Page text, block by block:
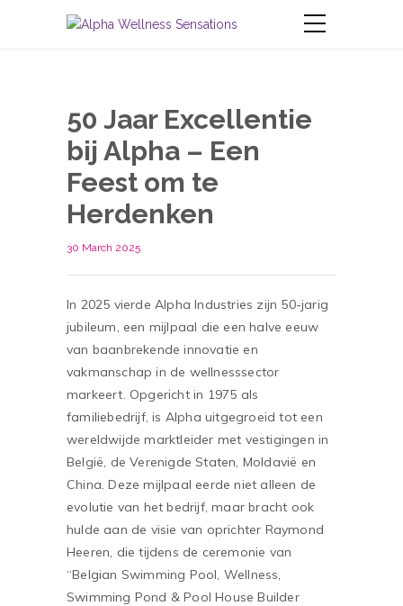
50 Jaar Excellentie
bij Alpha – Een
Feest om te
Herdenken
30 March 2025
In 2025 vierde Alpha Industries zijn 50-jarig
jubileum, een mijlpaal die een halve eeuw
van baanbrekende innovatie en
vakmanschap in de wellnesssector
markeert. Opgericht in 1975 als
familiebedrijf, is Alpha uitgegroeid tot een
wereldwijde marktleider met vestigingen in
België, de Verenigde Staten, Moldavië en
China. Deze mijlpaal eerde niet alleen de
evolutie van het bedrijf, maar bracht ook
hulde aan de visie van oprichter Raymond
Heeren, die tijdens de ceremonie van
“Belgian Swimming Pool, Wellness,
Swimming Pond & Pool House Builder